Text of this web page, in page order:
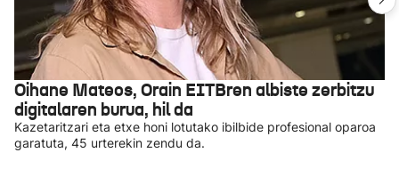
Oihane Mateos, Orain EITBren albiste zerbitzu
digitalaren burua, hil da
Kazetaritzari eta etxe honi lotutako ibilbide profesional oparoa
garatuta, 45 urterekin zendu da.